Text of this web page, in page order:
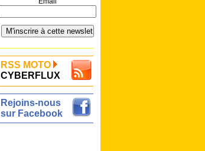
RSS MOTO
CYBERFLUX
Rejoins-nous
sur Facebook